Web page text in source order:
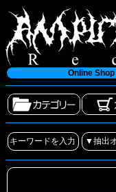
Online Shop